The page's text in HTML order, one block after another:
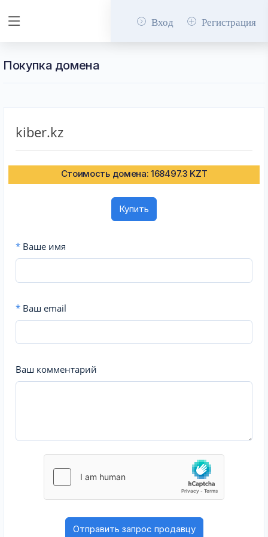
Вход Регистрация
Покупка домена
kiber.kz
Стоимость домена: 168497.3 KZT
Купить
* Ваше имя
* Ваш email
Ваш комментарий